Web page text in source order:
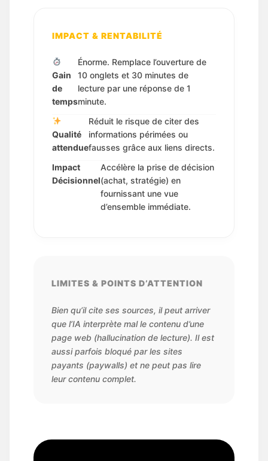
IMPACT & RENTABILITÉ
Gain
de
temps
Énorme. Remplace l’ouverture de
10 onglets et 30 minutes de
lecture par une réponse de 1
minute.
Qualité
attendue
Réduit le risque de citer des
informations périmées ou
fausses grâce aux liens directs.
Impact
Décisionnel
Accélère la prise de décision
(achat, stratégie) en
fournissant une vue
d’ensemble immédiate.
LIMITES & POINTS D’ATTENTION
Bien qu’il cite ses sources, il peut arriver
que l’IA interprète mal le contenu d’une
page web (hallucination de lecture). Il est
aussi parfois bloqué par les sites
payants (paywalls) et ne peut pas lire
leur contenu complet.